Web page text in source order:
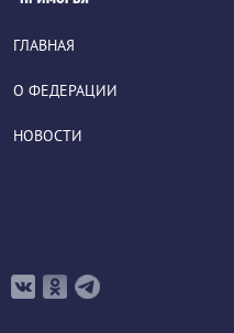
ГЛАВНАЯ
О ФЕДЕРАЦИИ
НОВОСТИ